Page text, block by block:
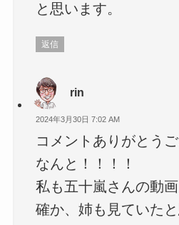
と思います。
返信
rin
2024年3月30日 7:02 AM
コメントありがとう
なんと！！！！
私も五十嵐さんの動画
確か、姉も見ていたと